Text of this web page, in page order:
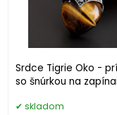
Srdce Tigrie Oko -
so šnúrkou na
skladom